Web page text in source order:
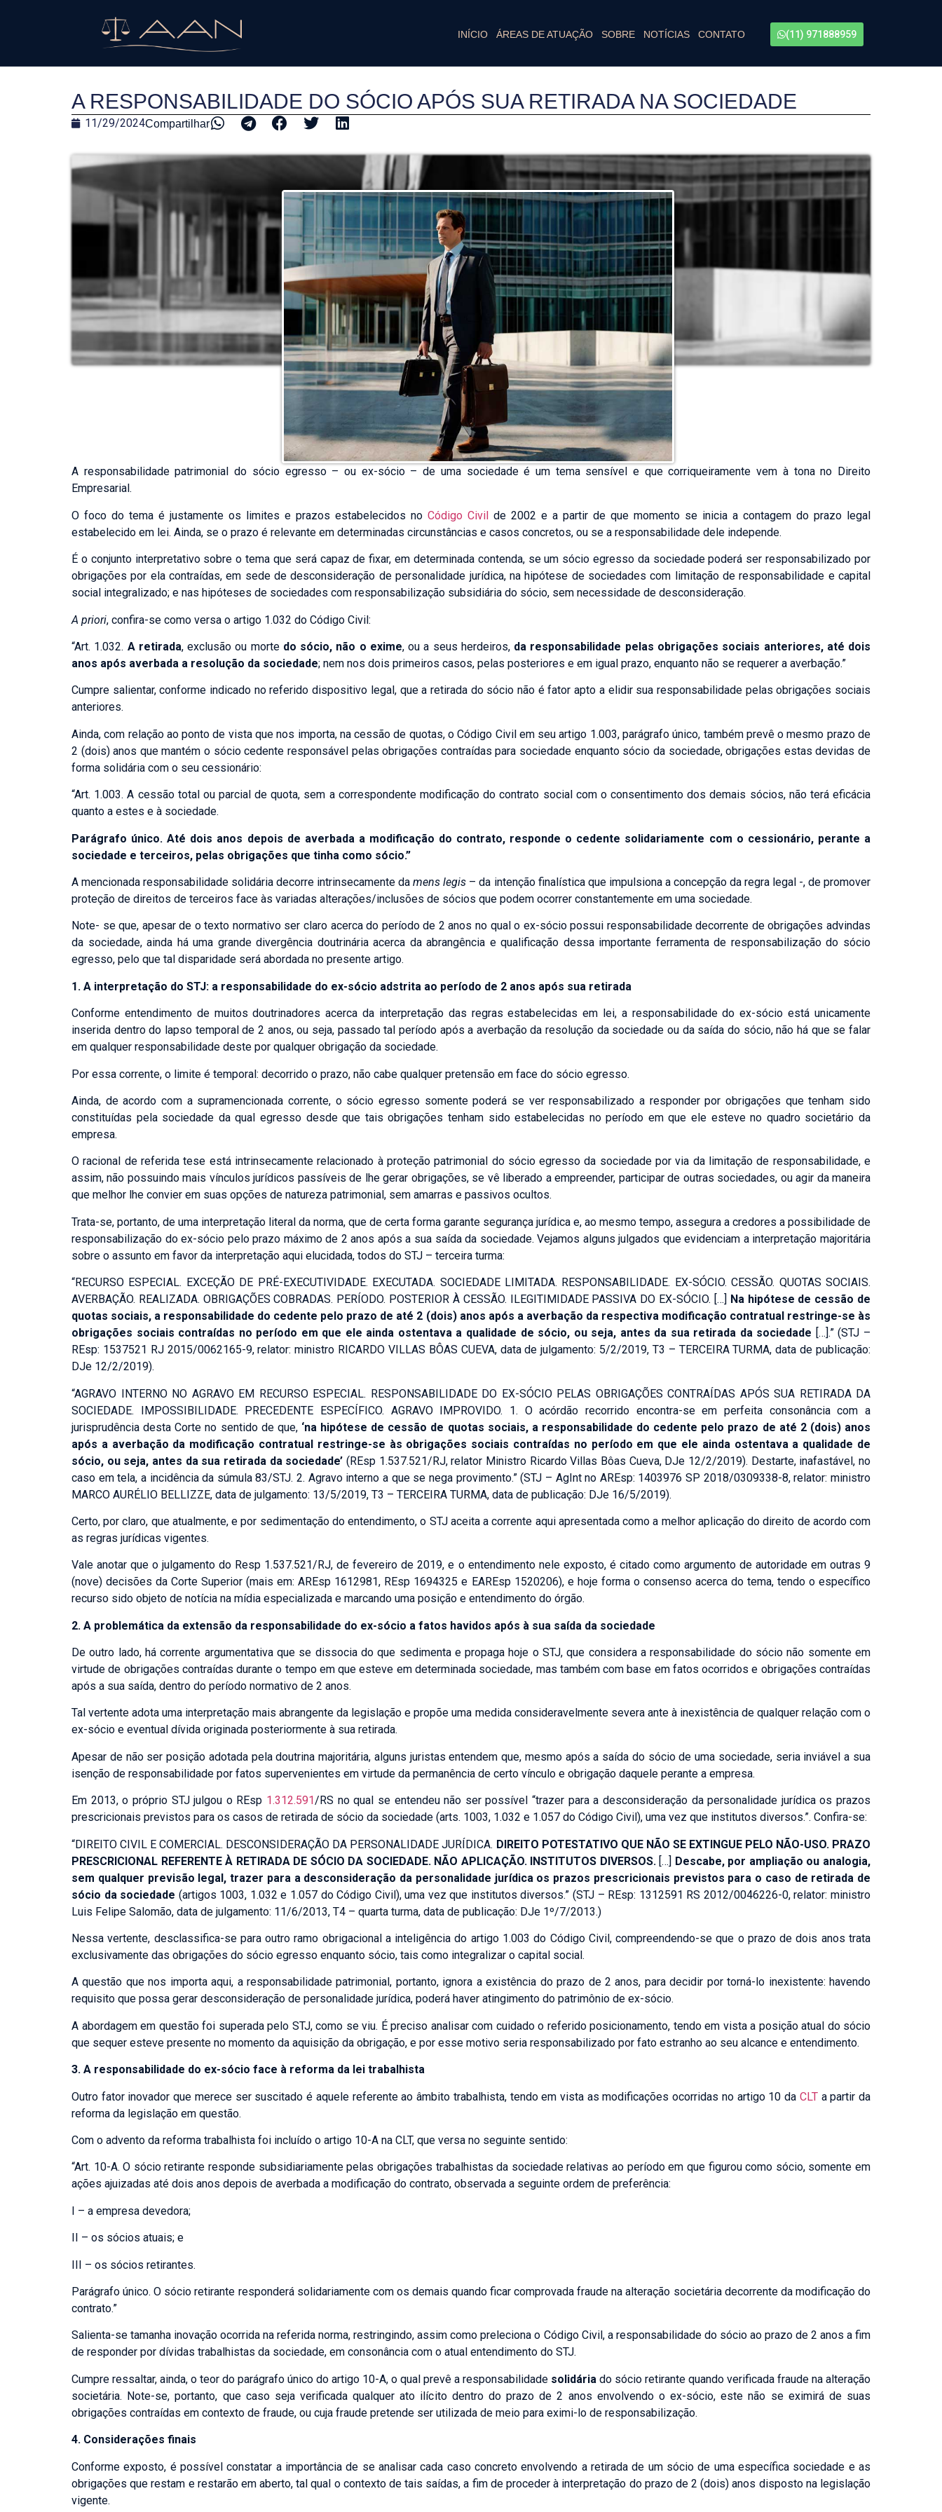
INÍCIO ÁREAS DE ATUAÇÃO SOBRE NOTÍCIAS CONTATO (11) 971888959
A RESPONSABILIDADE DO SÓCIO APÓS SUA RETIRADA NA SOCIEDADE
11/29/2024Compartilhar
A responsabilidade patrimonial do sócio egresso – ou ex-sócio – de uma sociedade é um tema sensível e que corriqueiramente vem à tona no Direito
Empresarial.
O foco do tema é justamente os limites e prazos estabelecidos no Código Civil de 2002 e a partir de que momento se inicia a contagem do prazo legal
estabelecido em lei. Ainda, se o prazo é relevante em determinadas circunstâncias e casos concretos, ou se a responsabilidade dele independe.
É o conjunto interpretativo sobre o tema que será capaz de fixar, em determinada contenda, se um sócio egresso da sociedade poderá ser responsabilizado por
obrigações por ela contraídas, em sede de desconsideração de personalidade jurídica, na hipótese de sociedades com limitação de responsabilidade e capital
social integralizado; e nas hipóteses de sociedades com responsabilização subsidiária do sócio, sem necessidade de desconsideração.
A priori, confira-se como versa o artigo 1.032 do Código Civil:
“Art. 1.032. A retirada, exclusão ou morte do sócio, não o exime, ou a seus herdeiros, da responsabilidade pelas obrigações sociais anteriores, até dois
anos após averbada a resolução da sociedade; nem nos dois primeiros casos, pelas posteriores e em igual prazo, enquanto não se requerer a averbação.”
Cumpre salientar, conforme indicado no referido dispositivo legal, que a retirada do sócio não é fator apto a elidir sua responsabilidade pelas obrigações sociais
anteriores.
Ainda, com relação ao ponto de vista que nos importa, na cessão de quotas, o Código Civil em seu artigo 1.003, parágrafo único, também prevê o mesmo prazo de
2 (dois) anos que mantém o sócio cedente responsável pelas obrigações contraídas para sociedade enquanto sócio da sociedade, obrigações estas devidas de
forma solidária com o seu cessionário:
“Art. 1.003. A cessão total ou parcial de quota, sem a correspondente modificação do contrato social com o consentimento dos demais sócios, não terá eficácia
quanto a estes e à sociedade.
Parágrafo único. Até dois anos depois de averbada a modificação do contrato, responde o cedente solidariamente com o cessionário, perante a
sociedade e terceiros, pelas obrigações que tinha como sócio.”
A mencionada responsabilidade solidária decorre intrinsecamente damens legis – da intenção finalística que impulsiona a concepção da regra legal -, de promover
proteção de direitos de terceiros face às variadas alterações/inclusões de sócios que podem ocorrer constantemente em uma sociedade.
Note- se que, apesar de o texto normativo ser claro acerca do período de 2 anos no qual o ex-sócio possui responsabilidade decorrente de obrigações advindas
da sociedade, ainda há uma grande divergência doutrinária acerca da abrangência e qualificação dessa importante ferramenta de responsabilização do sócio
egresso, pelo que tal disparidade será abordada no presente artigo.
1. A interpretação do STJ: a responsabilidade do ex-sócio adstrita ao período de 2 anos após sua retirada
Conforme entendimento de muitos doutrinadores acerca da interpretação das regras estabelecidas em lei, a responsabilidade do ex-sócio está unicamente
inserida dentro do lapso temporal de 2 anos, ou seja, passado tal período após a averbação da resolução da sociedade ou da saída do sócio, não há que se falar
em qualquer responsabilidade deste por qualquer obrigação da sociedade.
Por essa corrente, o limite é temporal: decorrido o prazo, não cabe qualquer pretensão em face do sócio egresso.
Ainda, de acordo com a supramencionada corrente, o sócio egresso somente poderá se ver responsabilizado a responder por obrigações que tenham sido
constituídas pela sociedade da qual egresso desde que tais obrigações tenham sido estabelecidas no período em que ele esteve no quadro societário da
empresa.
O racional de referida tese está intrinsecamente relacionado à proteção patrimonial do sócio egresso da sociedade por via da limitação de responsabilidade, e
assim, não possuindo mais vínculos jurídicos passíveis de lhe gerar obrigações, se vê liberado a empreender, participar de outras sociedades, ou agir da maneira
que melhor lhe convier em suas opções de natureza patrimonial, sem amarras e passivos ocultos.
Trata-se, portanto, de uma interpretação literal da norma, que de certa forma garante segurança jurídica e, ao mesmo tempo, assegura a credores a possibilidade de
responsabilização do ex-sócio pelo prazo máximo de 2 anos após a sua saída da sociedade. Vejamos alguns julgados que evidenciam a interpretação majoritária
sobre o assunto em favor da interpretação aqui elucidada, todos do STJ – terceira turma:
“RECURSO ESPECIAL. EXCEÇÃO DE PRÉ-EXECUTIVIDADE. EXECUTADA. SOCIEDADE LIMITADA. RESPONSABILIDADE. EX-SÓCIO. CESSÃO. QUOTAS SOCIAIS.
AVERBAÇÃO. REALIZADA. OBRIGAÇÕES COBRADAS. PERÍODO. POSTERIOR À CESSÃO. ILEGITIMIDADE PASSIVA DO EX-SÓCIO. […] Na hipótese de cessão de
quotas sociais, a responsabilidade do cedente pelo prazo de até 2 (dois) anos após a averbação da respectiva modificação contratual restringe-se às
obrigações sociais contraídas no período em que ele ainda ostentava a qualidade de sócio, ou seja, antes da sua retirada da sociedade […].” (STJ –
REsp: 1537521 RJ 2015/0062165-9, relator: ministro RICARDO VILLAS BÔAS CUEVA, data de julgamento: 5/2/2019, T3 – TERCEIRA TURMA, data de publicação:
DJe 12/2/2019).
“AGRAVO INTERNO NO AGRAVO EM RECURSO ESPECIAL. RESPONSABILIDADE DO EX-SÓCIO PELAS OBRIGAÇÕES CONTRAÍDAS APÓS SUA RETIRADA DA
SOCIEDADE. IMPOSSIBILIDADE. PRECEDENTE ESPECÍFICO. AGRAVO IMPROVIDO. 1. O acórdão recorrido encontra-se em perfeita consonância com a
jurisprudência desta Corte no sentido de que, ‘na hipótese de cessão de quotas sociais, a responsabilidade do cedente pelo prazo de até 2 (dois) anos
após a averbação da modificação contratual restringe-se às obrigações sociais contraídas no período em que ele ainda ostentava a qualidade de
sócio, ou seja, antes da sua retirada da sociedade’ (REsp 1.537.521/RJ, relator Ministro Ricardo Villas Bôas Cueva, DJe 12/2/2019). Destarte, inafastável, no
caso em tela, a incidência da súmula 83/STJ. 2. Agravo interno a que se nega provimento.” (STJ – AgInt no AREsp: 1403976 SP 2018/0309338-8, relator: ministro
MARCO AURÉLIO BELLIZZE, data de julgamento: 13/5/2019, T3 – TERCEIRA TURMA, data de publicação: DJe 16/5/2019).
Certo, por claro, que atualmente, e por sedimentação do entendimento, o STJ aceita a corrente aqui apresentada como a melhor aplicação do direito de acordo com
as regras jurídicas vigentes.
Vale anotar que o julgamento do Resp 1.537.521/RJ, de fevereiro de 2019, e o entendimento nele exposto, é citado como argumento de autoridade em outras 9
(nove) decisões da Corte Superior (mais em:AREsp 1612981, REsp 1694325 e EAREsp 1520206), e hoje forma o consenso acerca do tema, tendo o específico
recurso sido objeto de notícia na mídia especializada e marcando uma posição e entendimento do órgão.
2. A problemática da extensão da responsabilidade do ex-sócio a fatos havidos após à sua saída da sociedade
De outro lado, há corrente argumentativa que se dissocia do que sedimenta e propaga hoje o STJ, que considera a responsabilidade do sócio não somente em
virtude de obrigações contraídas durante o tempo em que esteve em determinada sociedade, mas também com base em fatos ocorridos e obrigações contraídas
após a sua saída, dentro do período normativo de 2 anos.
Tal vertente adota uma interpretação mais abrangente da legislação e propõe uma medida consideravelmente severa ante à inexistência de qualquer relação com o
ex-sócio e eventual dívida originada posteriormente à sua retirada.
Apesar de não ser posição adotada pela doutrina majoritária, alguns juristas entendem que, mesmo após a saída do sócio de uma sociedade, seria inviável a sua
isenção de responsabilidade por fatos supervenientes em virtude da permanência de certo vínculo e obrigação daquele perante a empresa.
Em 2013, o próprio STJ julgou o REsp 1.312.591/RS no qual se entendeu não ser possível “trazer para a desconsideração da personalidade jurídica os prazos
prescricionais previstos para os casos de retirada de sócio da sociedade (arts. 1003, 1.032 e 1.057 do Código Civil), uma vez que institutos diversos.”. Confira-se:
“DIREITO CIVIL E COMERCIAL. DESCONSIDERAÇÃO DA PERSONALIDADE JURÍDICA. DIREITO POTESTATIVO QUE NÃO SE EXTINGUE PELO NÃO-USO. PRAZO
PRESCRICIONAL REFERENTE À RETIRADA DE SÓCIO DA SOCIEDADE. NÃO APLICAÇÃO. INSTITUTOS DIVERSOS. […] Descabe, por ampliação ou analogia,
sem qualquer previsão legal, trazer para a desconsideração da personalidade jurídica os prazos prescricionais previstos para o caso de retirada de
sócio da sociedade (artigos 1003, 1.032 e 1.057 do Código Civil), uma vez que institutos diversos.” (STJ – REsp: 1312591 RS 2012/0046226-0, relator: ministro
Luis Felipe Salomão, data de julgamento: 11/6/2013, T4 – quarta turma, data de publicação: DJe 1º/7/2013.)
Nessa vertente, desclassifica-se para outro ramo obrigacional a inteligência do artigo 1.003 do Código Civil, compreendendo-se que o prazo de dois anos trata
exclusivamente das obrigações do sócio egresso enquanto sócio, tais como integralizar o capital social.
A questão que nos importa aqui, a responsabilidade patrimonial, portanto, ignora a existência do prazo de 2 anos, para decidir por torná-lo inexistente: havendo
requisito que possa gerar desconsideração de personalidade jurídica, poderá haver atingimento do patrimônio de ex-sócio.
A abordagem em questão foi superada pelo STJ, como se viu. É preciso analisar com cuidado o referido posicionamento, tendo em vista a posição atual do sócio
que sequer esteve presente no momento da aquisição da obrigação, e por esse motivo seria responsabilizado por fato estranho ao seu alcance e entendimento.
3. A responsabilidade do ex-sócio face à reforma da lei trabalhista
Outro fator inovador que merece ser suscitado é aquele referente ao âmbito trabalhista, tendo em vista as modificações ocorridas no artigo 10 da CLTa partir da
reforma da legislação em questão.
Com o advento da reforma trabalhista foi incluído o artigo 10-A na CLT, que versa no seguinte sentido:
“Art. 10-A. O sócio retirante responde subsidiariamente pelas obrigações trabalhistas da sociedade relativas ao período em que figurou como sócio, somente em
ações ajuizadas até dois anos depois de averbada a modificação do contrato, observada a seguinte ordem de preferência:
I – a empresa devedora;
II – os sócios atuais; e
III – os sócios retirantes.
Parágrafo único. O sócio retirante responderá solidariamente com os demais quando ficar comprovada fraude na alteração societária decorrente da modificação do
contrato.”
Salienta-se tamanha inovação ocorrida na referida norma, restringindo, assim como preleciona o Código Civil, a responsabilidade do sócio ao prazo de 2 anos a fim
de responder por dívidas trabalhistas da sociedade, em consonância com o atual entendimento do STJ.
Cumpre ressaltar, ainda, o teor do parágrafo único do artigo 10-A, o qual prevê a responsabilidade solidária do sócio retirante quando verificada fraude na alteração
societária. Note-se, portanto, que caso seja verificada qualquer ato ilícito dentro do prazo de 2 anos envolvendo o ex-sócio, este não se eximirá de suas
obrigações contraídas em contexto de fraude, ou cuja fraude pretende ser utilizada de meio para eximi-lo de responsabilização.
4. Considerações finais
Conforme exposto, é possível constatar a importância de se analisar cada caso concreto envolvendo a retirada de um sócio de uma específica sociedade e as
obrigações que restam e restarão em aberto, tal qual o contexto de tais saídas, a fim de proceder à interpretação do prazo de 2 (dois) anos disposto na legislação
vigente.
Falar com Especialista
Celular:* E-mail:*
Áreas que deseja mais informações:*
RECUPERAÇÃO DE CRÉDITO TRIBUTÁRIO
PRECATÓRIOS
TRABALHISTA EMPRESARIAL
FINANCEIRAS E CONSUMIDOR
Família e Sucessões
Direito Civil
Direito empresarial
Crimes Contra a Administração Pública
Penal Tributário
Direito Tributário no Agronegócio
Direito Tributário Aduaneiro
Direito Tributário Empresarial
Fale sobre sua necessidade*
Enviar